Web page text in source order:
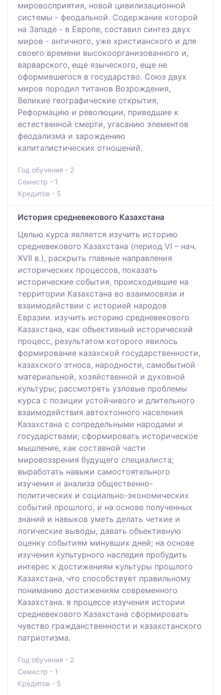
мировосприятия, новой цивилизационной
системы - феодальной. Содержание которой
на Западе - в Европе, составил синтез двух
миров - античного, уже христианского и для
своего времени высокоорганизованного и,
варварского, еще языческого, еще не
оформившегося в государство. Союз двух
миров породил титанов Возрождения,
Великие географические открытия,
Реформацию и революции, приведшие к
естественной смерти, угасанию элементов
феодализма и зарождению
капиталистических отношений.
Год обучения - 2
Семестр - 1
Кредитов - 5
История средневекового Казахстана
Целью курса является изучить историю
средневекового Казахстана (период VI – нач.
XVII в.), раскрыть главные направления
исторических процессов, показать
исторические события, происходившие на
территории Казахстана во взаимосвязи и
взаимодействии с историей народов
Евразии. изучить историю средневекового
Казахстана, как объективный исторический
процесс, результатом которого явилось
формирование казахской государственности,
казахского этноса, народности, самобытной
материальной, хозяйственной и духовной
культуры; рассмотреть узловые проблемы
курса с позиции устойчивого и длительного
взаимодействия автохтонного населения
Казахстана с сопредельными народами и
государствами; сформировать историческое
мышление, как составной части
мировоззрения будущего специалиста;
выработать навыки самостоятельного
изучения и анализа общественно-
политических и социально-экономических
событий прошлого, и на основе полученных
знаний и навыков уметь делать четкие и
логические выводы, давать объективную
оценку событиям минувших дней; на основе
изучения культурного наследия пробудить
интерес к достижениям культуры прошлого
Казахстана, что способствует правильному
пониманию достижениям современного
Казахстана. в процессе изучения истории
средневекового Казахстана сформировать
чувство гражданственности и казахстанского
патриотизма.
Год обучения - 2
Семестр - 1
Кредитов - 5